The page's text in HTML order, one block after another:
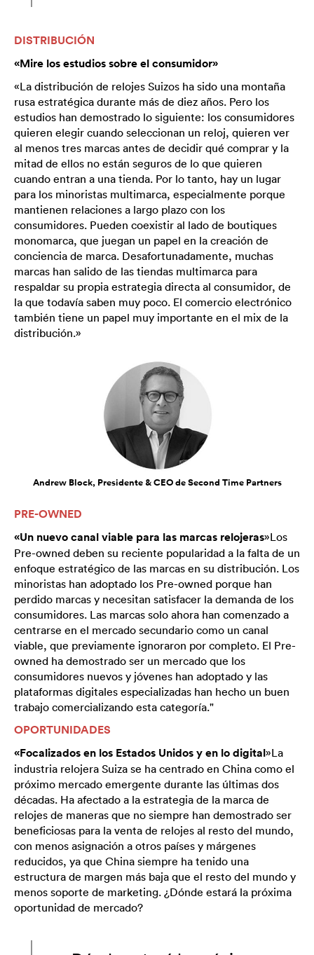
DISTRIBUCIÓN
«Mire los estudios sobre el consumidor»
«La distribución de relojes Suizos ha sido una montaña
rusa estratégica durante más de diez años. Pero los
estudios han demostrado lo siguiente: los consumidores
quieren elegir cuando seleccionan un reloj, quieren ver
al menos tres marcas antes de decidir qué comprar y la
mitad de ellos no están seguros de lo que quieren
cuando entran a una tienda. Por lo tanto, hay un lugar
para los minoristas multimarca, especialmente porque
mantienen relaciones a largo plazo con los
consumidores. Pueden coexistir al lado de boutiques
monomarca, que juegan un papel en la creación de
conciencia de marca. Desafortunadamente, muchas
marcas han salido de las tiendas multimarca para
respaldar su propia estrategia directa al consumidor, de
la que todavía saben muy poco. El comercio electrónico
también tiene un papel muy importante en el mix de la
distribución.»
Andrew Block, Presidente & CEO de Second Time Partners
PRE-OWNED
«Un nuevo canal viable para las marcas relojeras»Los
Pre-owned deben su reciente popularidad a la falta de un
enfoque estratégico de las marcas en su distribución. Los
minoristas han adoptado los Pre-owned porque han
perdido marcas y necesitan satisfacer la demanda de los
consumidores. Las marcas solo ahora han comenzado a
centrarse en el mercado secundario como un canal
viable, que previamente ignoraron por completo. El Pre-
owned ha demostrado ser un mercado que los
consumidores nuevos y jóvenes han adoptado y las
plataformas digitales especializadas han hecho un buen
trabajo comercializando esta categoría."
OPORTUNIDADES
«Focalizados en los Estados Unidos y en lo digital»La
industria relojera Suiza se ha centrado en China como el
próximo mercado emergente durante las últimas dos
décadas. Ha afectado a la estrategia de la marca de
relojes de maneras que no siempre han demostrado ser
beneficiosas para la venta de relojes al resto del mundo,
con menos asignación a otros países y márgenes
reducidos, ya que China siempre ha tenido una
estructura de margen más baja que el resto del mundo y
menos soporte de marketing. ¿Dónde estará la próxima
oportunidad de mercado?